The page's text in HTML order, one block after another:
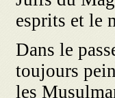
esprits et le
Dans le
toujours
les